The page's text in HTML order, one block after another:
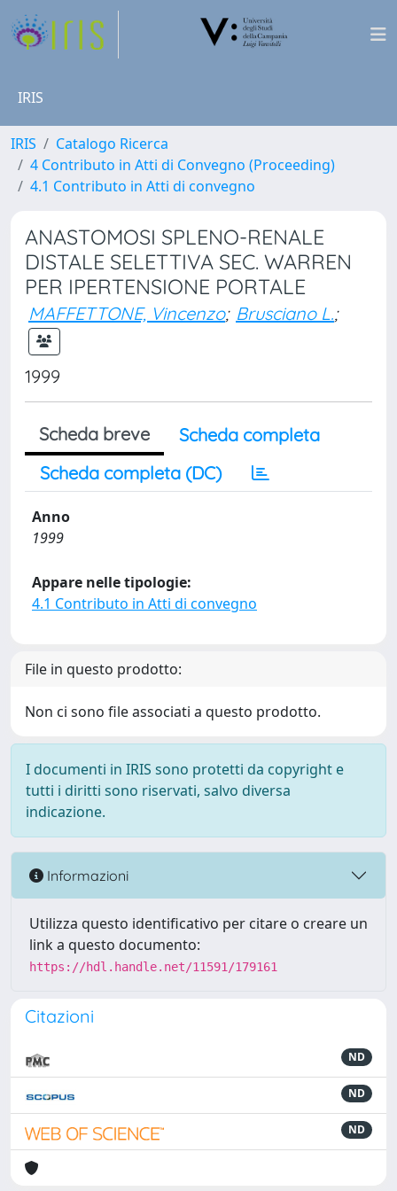
IRIS
IRIS
Catalogo Ricerca
4 Contributo in Atti di Convegno (Proceeding)
4.1 Contributo in Atti di convegno
ANASTOMOSI SPLENO-RENALE
DISTALE SELETTIVA SEC. WARREN
PER IPERTENSIONE PORTALE
MAFFETTONE, Vincenzo; Brusciano L.;
1999
Scheda breve
Scheda completa
Scheda completa (DC)
Anno
1999
Appare nelle tipologie:
4.1 Contributo in Atti di convegno
File in questo prodotto:
Non ci sono file associati a questo prodotto.
I documenti in IRIS sono protetti da copyright e
tutti i diritti sono riservati, salvo diversa
indicazione.
Informazioni
Utilizza questo identificativo per citare o creare un
link a questo documento:
https://hdl.handle.net/11591/179161
Citazioni
ND
ND
ND